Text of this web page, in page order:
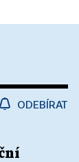
ODEBÍRAT